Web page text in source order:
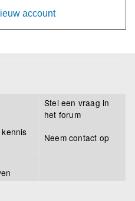
account
Stel een vraag in
het forum
Neem contact op